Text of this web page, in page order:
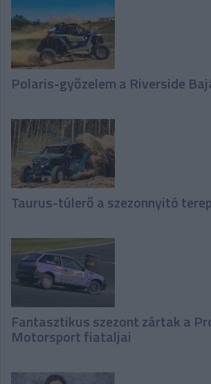
Polaris-győzelem a Riverside
Taurus-túlerő a szezonnyitó
Fantasztikus szezont zártak a
Motorsport fiataljai